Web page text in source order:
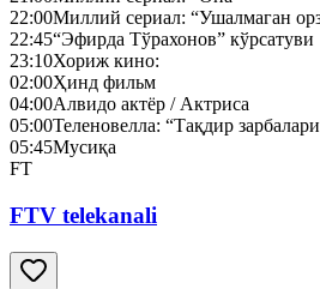
22:00Миллий сериал: “Ушалмаган
22:45“Эфирда Тўрахонов” кўрсатуви
23:10Хориж кино:
02:00Ҳинд фильм
04:00Алвидо актёр / Актриса
05:00Теленовелла: “Тақдир
05:45Мусиқа
FT
FTV telekanali